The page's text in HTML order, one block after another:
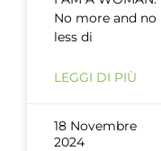
No more and no
less di
LEGGI DI PIÙ
18 Novembre
2024